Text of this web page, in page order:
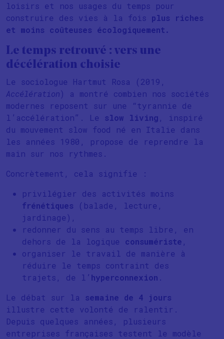
loisirs et nos usages du temps pour
construire des vies à la fois plus riches
et moins coûteuses écologiquement.
Le temps retrouvé : vers une
décélération choisie
Le sociologue Hartmut Rosa (2019,
Accélération) a montré combien nos sociétés
modernes reposent sur une “tyrannie de
l’accélération”. Le slow living , inspiré
du mouvement slow food né en Italie dans
les années 1980, propose de reprendre la
main sur nos rythmes.
Concrètement, cela signifie :
privilégier des activités moins
frénétiques
(balade, lecture,
jardinage),
redonner du sens au temps libre, en
dehors de la logique consumériste ,
organiser le travail de manière à
réduire le temps contraint des
trajets, de l’ hyperconnexion .
Le débat sur la semaine de 4 jours
illustre cette volonté de ralentir.
Depuis quelques années, plusieurs
entreprises françaises testent le modèle